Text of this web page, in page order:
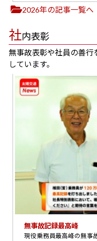
2026年の記事一覧へ
社内表彰
無事故表彰や社員の善
しています。
無事故記録最高峰
現役乗務員最高峰の無事